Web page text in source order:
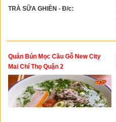
TRÀ SỮA GHIỀN - Đ/c:
Quán Bún Mọc Cầu Gỗ New City
Mai Chí Thọ Quận 2